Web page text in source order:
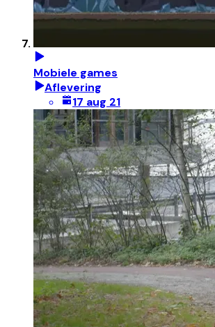
Mobiele games
Aflevering
17 aug 21